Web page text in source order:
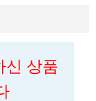
신 상품